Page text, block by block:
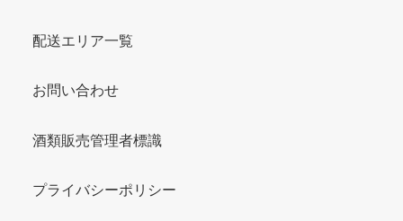
配送エリア一覧
お問い合わせ
酒類販売管理者標識
プライバシーポリシー